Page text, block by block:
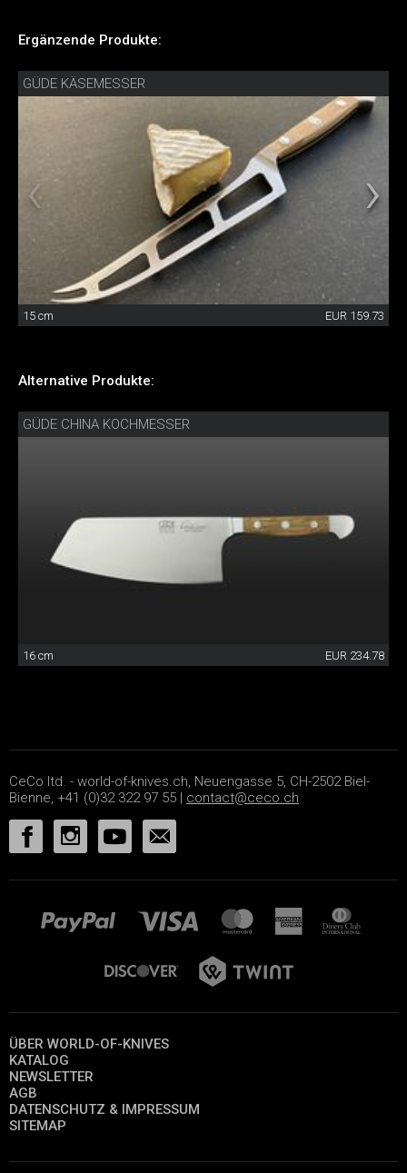
Ergänzende Produkte:
GÜDE KÄSEMESSER
15 cm EUR 159.73
Alternative Produkte:
GÜDE CHINA KOCHMESSER
16 cm EUR 234.78
CeCo ltd. - world-of-knives.ch, Neuengasse 5, CH-2502 Biel-
Bienne, +41 (0)32 322 97 55 | contact@ceco.ch
ÜBER WORLD-OF-KNIVES
KATALOG
NEWSLETTER
AGB
DATENSCHUTZ & IMPRESSUM
SITEMAP